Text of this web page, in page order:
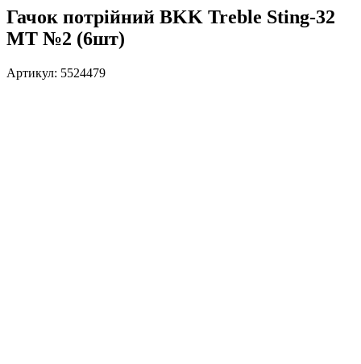
Гачок потрійний BKK Treble Sting-32
MT №2 (6шт)
Артикул: 5524479